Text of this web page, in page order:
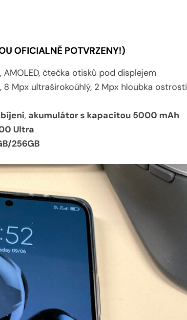
OFICIALNĚ POTVRZENY!)
AMOLED, čtečka otisků pod displejem
, 8 Mpx ultraširokoúhlý, 2 Mpx hloubka ostrosti
, akumulátor s kapacitou 5000 mAh
Ultra
256GB